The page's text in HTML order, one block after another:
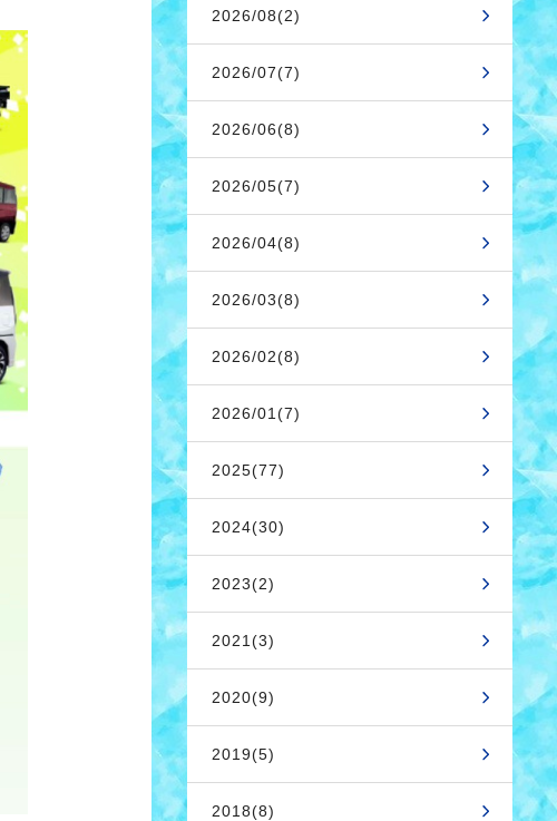
2026/08(2)
2026/07(7)
2026/06(8)
2026/05(7)
2026/04(8)
2026/03(8)
2026/02(8)
2026/01(7)
2025(77)
2024(30)
2023(2)
2021(3)
2020(9)
2019(5)
2018(8)